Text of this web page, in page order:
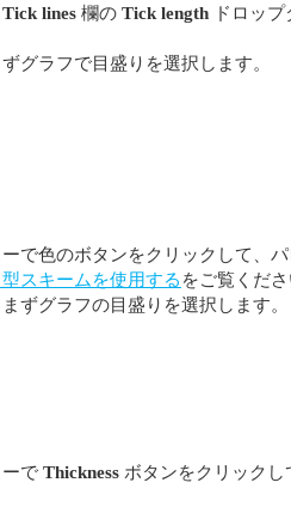
Tick lines 欄の Tick length ドロッ
グラフで目盛りを選択します。
で色のボタンをクリックして、パ
スキームを使用する をご覧くださ
ずグラフの目盛りを選択します。
で Thickness ボタンをクリックし